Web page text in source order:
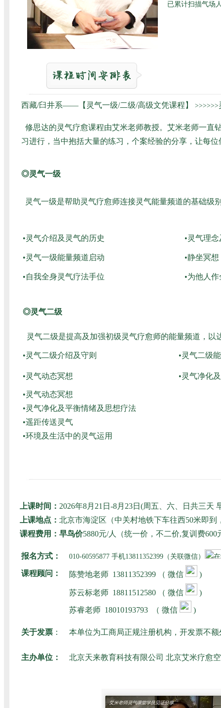
已累计扫描气场
西藏/臼井系——【灵气一级/二级/高级文凭课程】 >>>>>>
修思达的灵气疗愈课程由艾米老师教授。艾米老师一直
习进行，当中抱括大量的练习，个案经验的分享，让每
◎灵气一级
灵气一级是帮助灵气疗愈师连接灵气能量频道的基础
•灵气介绍及灵气的历史 •灵气理
•灵气一级能量频道启动 •静坐冥想
•自我全身灵气疗法手位 •为他人
◎灵气二级
灵气二级是提高及加强初级灵气疗愈师的能量频道，
•灵气二级介绍及守则 •灵气二级
•灵气动态冥想 •灵气净化
•灵气动态冥想
•灵气净化及平衡情绪及思想疗法
•遥距传送灵气
•环境及生活中的灵气运用
上课时间： 2026年8月21日-8月23日(周五、六、日共三
上课地点： 北京市海淀区（中关村地铁下车往西50米即
课程费用：早鸟价5880元/人（统一价，不二价,复训费
报名方式： 010-60595877 手机13811352399（关联微信）
课程顾问： 陈赞地老师 13811352399 （ 微信 )
苏云标老师 18811512580 （ 微信 )
苏睿老师 18010193793 （ 微信 )
关于发票 ： 本单位为工商局正规注册机构，开发票不
主办单位： 北京天来教育科技有限公司 北京艾米疗愈